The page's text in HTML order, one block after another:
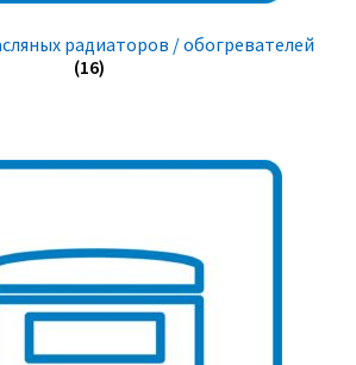
радиаторов / обогревателей
(16)